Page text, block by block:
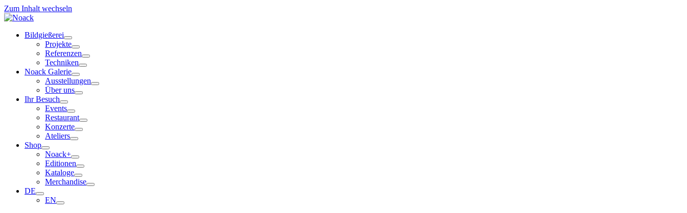
Zum Inhalt wechseln
Bildgießerei
Projekte
Referenzen
Techniken
Noack Galerie
Ausstellungen
Über uns
Ihr Besuch
Events
Restaurant
Konzerte
Ateliers
Shop
Noack+
Editionen
Kataloge
Merchandise
DE
EN